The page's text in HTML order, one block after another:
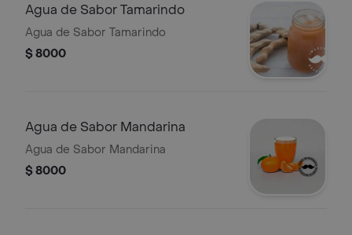
Agua de Sabor Tamarindo
Agua de Sabor Tamarindo
$ 8000
Agua de Sabor Mandarina
Agua de Sabor Mandarina
$ 8000